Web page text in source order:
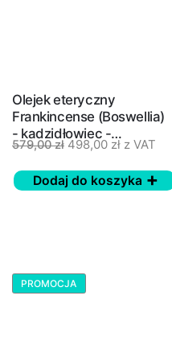
Olejek eteryczny
Frankincense (Boswellia)
- kadzidłowiec -
doTERRA, 15 ml
579,00zł 498,00 zł z VAT
Dodaj do koszyka
PROMOCJA